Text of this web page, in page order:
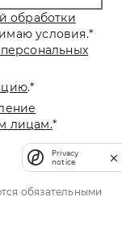
обработки
условия.*
.*
лицам.*
обязательными
Privacy
notice